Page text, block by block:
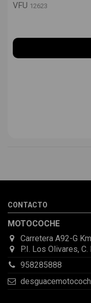
VFU 12623
CONTACTO
MOTOCOCHE
Carretera A92-G
P.I. Los Olivares,
958285888